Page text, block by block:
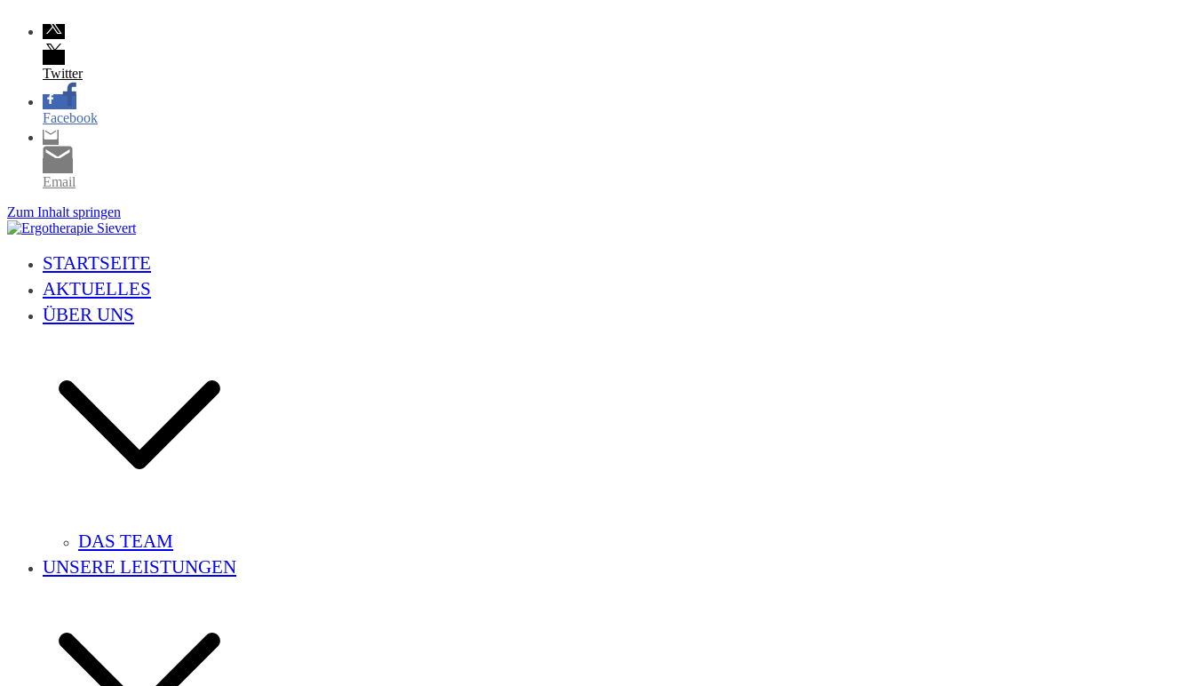
Twitter
Facebook
Email
Zum Inhalt springen
Ergotherapie Sievert
Geriatrie, Neurologie, Handtherapie, Orthopädie, Pädiatrie und vieles mehr...
STARTSEITE
AKTUELLES
ÜBER UNS
DAS TEAM
UNSERE LEISTUNGEN